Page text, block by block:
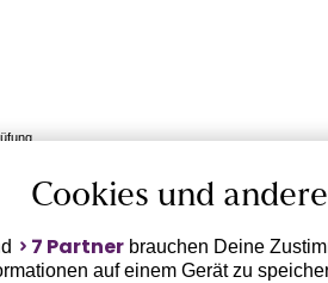
Cookies und
7 Partner brauchen Deine
auf einem Gerät zu